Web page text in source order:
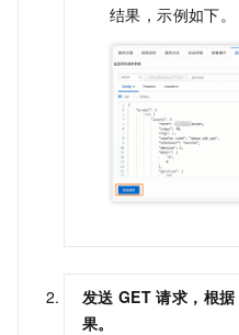
结果，示例如下。
发送 GET 请求，根据
果。